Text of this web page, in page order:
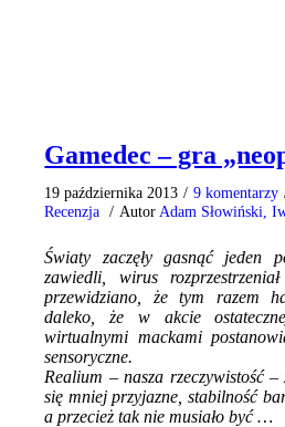
Gamedec – gra
19 października 2013 / 9 komentarzy
Recenzja / Autor Adam Słowiński,
Światy zaczęły gasnąć jeden
zawiedli, wirus
przewidziano, że tym razem
daleko, że w akcie
wirtualnymi mackami
sensoryczne.
Realium – nasza rzeczywistość
się mniej przyjazne, stabilność
a przecież tak nie musiało być …